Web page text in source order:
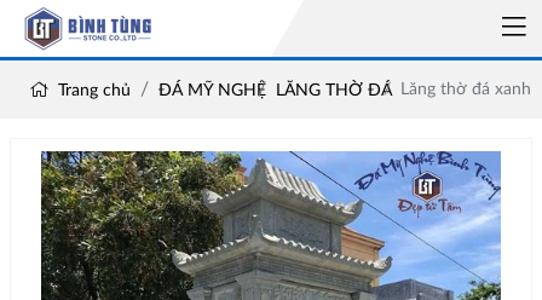
Trang chủ ĐÁ MỸ NGHỆ LĂNG THỜ ĐÁ Lăng thờ đá xanh